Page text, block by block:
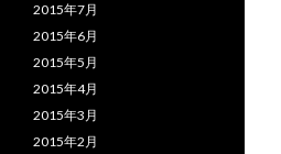
2015年7月
2015年6月
2015年5月
2015年4月
2015年3月
2015年2月